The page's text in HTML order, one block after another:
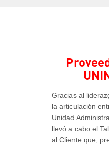
Proveedores de Paz
Gracias al
la articulación
Unidad
llevó a cabo el
al Cliente que,